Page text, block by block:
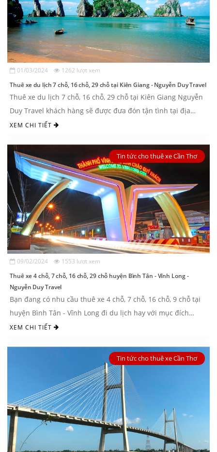
01/03/2024 1262 lượt xem
Thuê xe du lịch 7 chỗ, 16 chỗ, 29 chỗ tại Kiên Giang - Nguyễn Duy Travel
Thuê xe du lịch 7 chỗ, 16 chỗ, 29 chỗ tại Kiên Giang Nguyễn
Duy Travel khách hàng sẽ được đưa đón tận tình tại địa
điểm theo yêu cầu. Nhận đưa ...
XEM CHI TIẾT
Tin tức cho thuê xe Cần Thơ
09/02/2024 1553 lượt xem
Thuê xe 4 chỗ, 7 chỗ, 16 chỗ, 29 chỗ huyện Bình Tân - Vĩnh Long -
Nguyễn Duy Travel
Bạn đang có nhu cầu thuê xe 4 chỗ, 7 chỗ, 16 chỗ, 9 chỗ tại
huyện Bình Tân - Vĩnh Long đi du lịch hay với mục đích
riêng tư và chưa biết thuê xe ...
XEM CHI TIẾT
Tin tức cho thuê xe Cần Thơ